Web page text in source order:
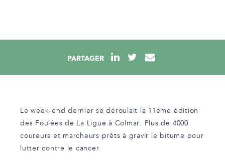
PARTAGER
Le week-end dernier se déroulait la 11ème édition
des Foulées de La Ligue à Colmar. Plus de 4000
coureurs et marcheurs prêts à gravir le bitume pour
lutter contre le cancer.